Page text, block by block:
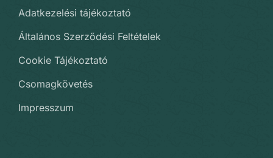
Adatkezelési tájékoztató
Általános Szerződési Feltételek
Cookie Tájékoztató
Csomagkövetés
Impresszum